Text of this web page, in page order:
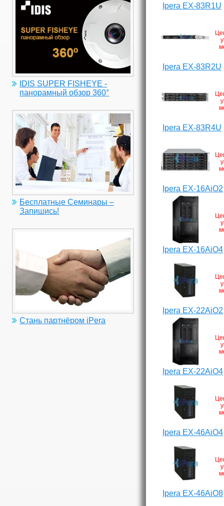
IDIS SUPER FISHEYE -
панорамный обзор 360°
Бесплатные Семинары –
Запишись!
Стань партнёром iPera
Ipera EX-83R1U
Ipera EX-83R2U
Ipera EX-83R4U
Ipera EX-16AiO2
Ipera EX-16AiO4
Ipera EX-22AiO2
Ipera EX-22AiO4
Ipera EX-46AiO4
Ipera EX-46AiO8